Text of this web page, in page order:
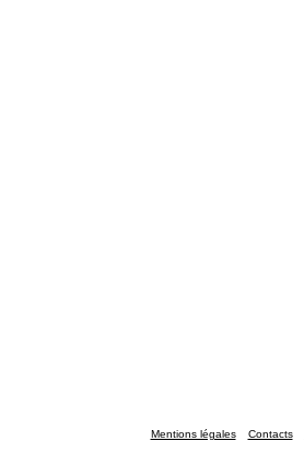
Mentions légales Contacts